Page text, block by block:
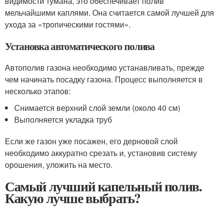
мельчайшими каплями. Она считается самой лучшей для
ухода за «тропическими гостями».
Установка автоматического полива
Автополив газона необходимо устанавливать, прежде
чем начинать посадку газона. Процесс выполняется в
несколько этапов:
Снимается верхний слой земли (около 40 см)
Выполняется укладка труб
Если же газон уже посажен, его дерновой слой
необходимо аккуратно срезать и, установив систему
орошения, уложить на место.
Самый лучший капельный полив.
Какую лучше выбрать?